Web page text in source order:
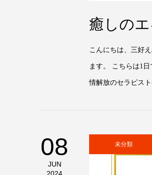
癒しの
こんにちは、三好
ます。 こちらは1
情解放のセラピス
08
JUN
未分類